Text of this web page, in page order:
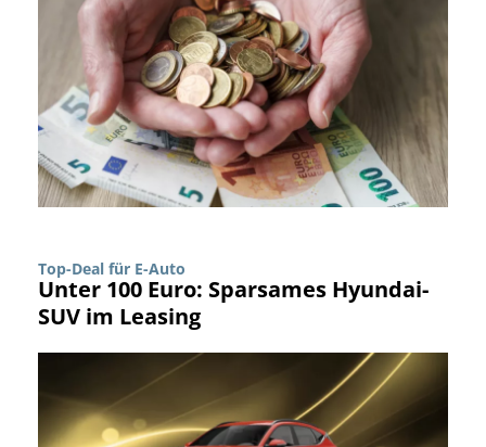
Top-Deal für E-Auto
Unter 100 Euro: Sparsames Hyundai-
SUV im Leasing